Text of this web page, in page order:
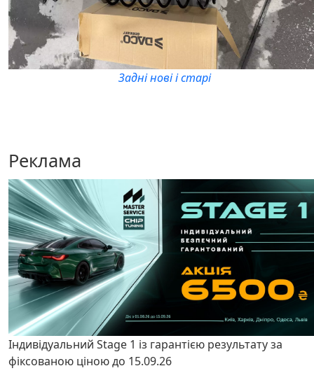
Задні нові і старі
Реклама
Індивідуальний Stage 1 із гарантією результату за
фіксованою ціною до 15.09.26